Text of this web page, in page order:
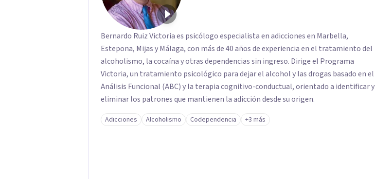
Bernardo Ruiz Victoria es psicólogo especialista en adicciones en Marbella,
Estepona, Mijas y Málaga, con más de 40 años de experiencia en el tratamiento del
alcoholismo, la cocaína y otras dependencias sin ingreso. Dirige el Programa
Victoria, un tratamiento psicológico para dejar el alcohol y las drogas basado en el
Análisis Funcional (ABC) y la terapia cognitivo-conductual, orientado a identificar y
eliminar los patrones que mantienen la adicción desde su origen.
Adicciones Alcoholismo Codependencia +3 más